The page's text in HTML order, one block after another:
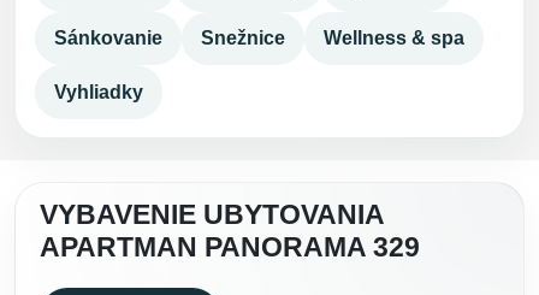
Sánkovanie Snežnice Wellness & spa
Vyhliadky
VYBAVENIE UBYTOVANIA
APARTMAN PANORAMA 329